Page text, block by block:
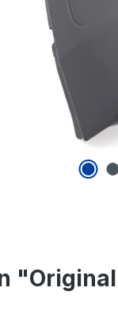
"Original